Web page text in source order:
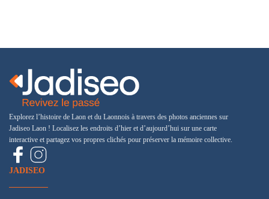
Explorez l’histoire de Laon et du Laonnois à travers des photos anciennes sur
Jadiseo Laon ! Localisez les endroits d’hier et d’aujourd’hui sur une carte
interactive et partagez vos propres clichés pour préserver la mémoire collective.
JADISEO